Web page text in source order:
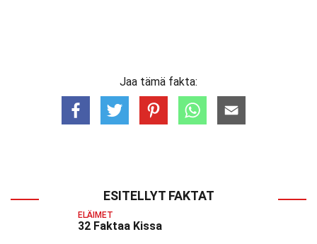
Jaa tämä fakta:
ESITELLYT FAKTAT
ELÄIMET
32 Faktaa Kissa